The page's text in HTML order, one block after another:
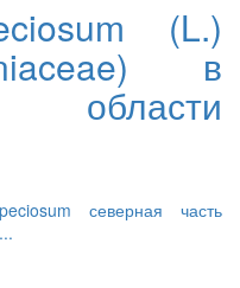
(L.)
в
области
северная часть
...